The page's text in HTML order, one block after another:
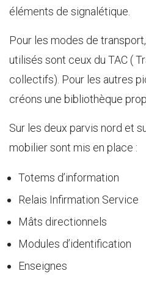
éléments de signalétique.
Pour les modes de
utilisés sont ceux du TAC (
collectifs). Pour les autres
créons une bibliothèque
Sur les deux parvis nord et
mobilier sont mis en place :
Totems d’information
Relais Infirmation Service
Mâts directionnels
Modules d’identification
Enseignes